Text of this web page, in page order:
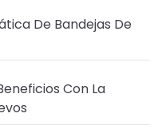
De Bandejas De
Con La